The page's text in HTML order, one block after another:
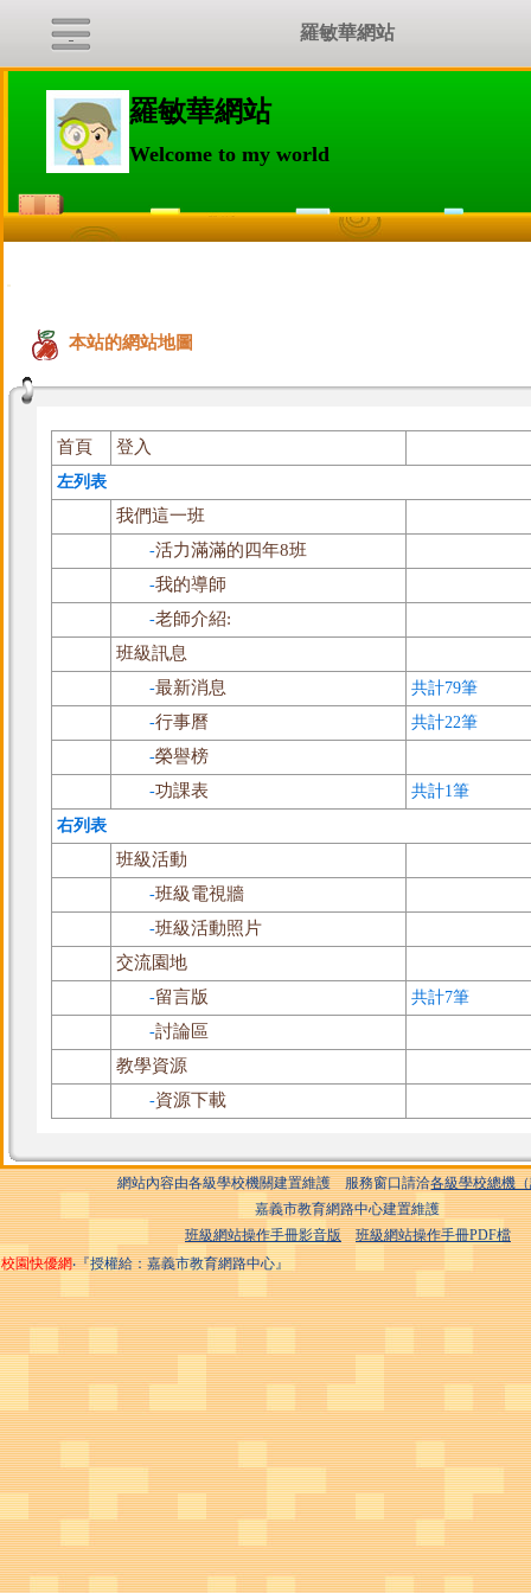
羅敏華網站
Welcome to my world
:::
本站的網站地圖
首頁 登入
左列表
我們這一班
-活力滿滿的四年8班
-我的導師
-老師介紹:
班級訊息
-最新消息
共計79筆
-行事曆
共計22筆
-榮譽榜
-功課表
共計1筆
右列表
班級活動
-班級電視牆
-班級活動照片
交流園地
-留言版
共計7筆
-討論區
教學資源
-資源下載
網站內容由各級學校機關建置維護 服務窗口請洽各級學校總機
嘉義市教育網路中心建置維護
班級網站操作手冊影音版
班級網站操作手冊PDF檔
校園快優網‧『授權給：嘉義市教育網路中心』
羅敏華網站